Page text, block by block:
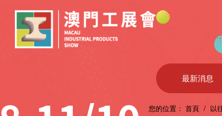
最新消息
您的位置： 首頁 / 以